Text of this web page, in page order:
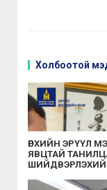
Холбоотой
ӨРХИЙН ЭРҮҮЛ
ЯВЦТАЙ